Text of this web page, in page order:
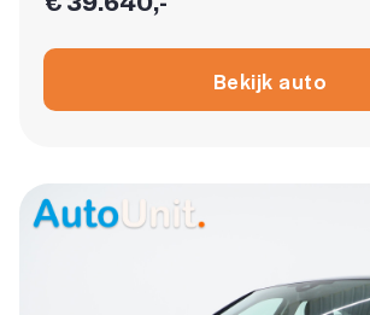
Bekijk auto